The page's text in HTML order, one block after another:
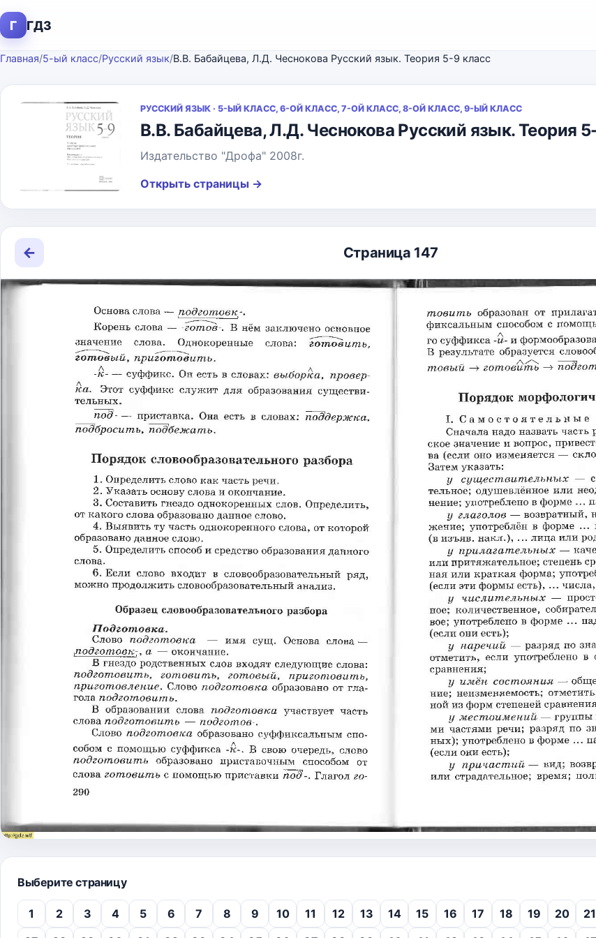
Г ГДЗ
Главная/5-ый класс/Русский язык/В.В. Бабайцева, Л.Д. Чеснокова Русский язык. Теория 5-9 класс
РУССКИЙ ЯЗЫК · 5-ЫЙ КЛАСС, 6-ОЙ КЛАСС, 7-ОЙ КЛАСС, 8-ОЙ КЛАСС, 9-ЫЙ КЛАСС
В.В. Бабайцева, Л.Д. Чеснокова Русский язык. Теория
Издательство "Дрофа" 2008г.
Открыть страницы →
← Страница 147
Выберите страницу
1 2 3 4 5 6 7 8 9 10 11 12 13 14 15 16 17 18 19 20 21